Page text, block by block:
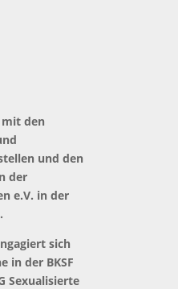
den
und den
der
e.V. in der
sich
in der BKSF
Sexualisierte